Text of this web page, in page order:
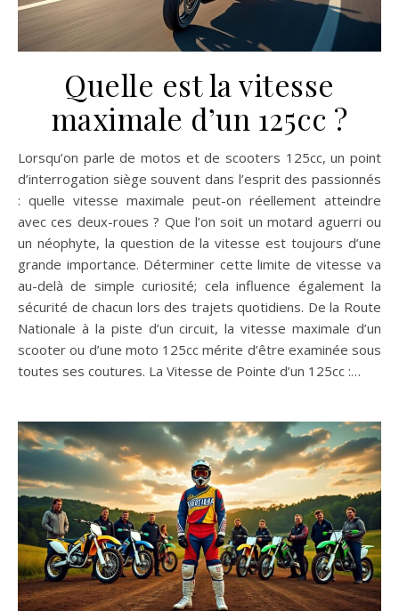
Quelle est la vitesse
maximale d’un 125cc ?
Lorsqu’on parle de motos et de scooters 125cc, un point
d’interrogation siège souvent dans l’esprit des passionnés
: quelle vitesse maximale peut-on réellement atteindre
avec ces deux-roues ? Que l’on soit un motard aguerri ou
un néophyte, la question de la vitesse est toujours d’une
grande importance. Déterminer cette limite de vitesse va
au-delà de simple curiosité; cela influence également la
sécurité de chacun lors des trajets quotidiens. De la Route
Nationale à la piste d’un circuit, la vitesse maximale d’un
scooter ou d’une moto 125cc mérite d’être examinée sous
toutes ses coutures. La Vitesse de Pointe d’un 125cc :…